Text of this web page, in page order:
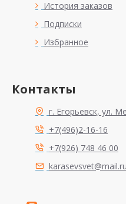
История заказов
Подписки
Избранное
Контакты
г. Егорьевск, ул.
+7(496)2-16-16
+7(926) 748 46 00
karasevsvet@mail.ru